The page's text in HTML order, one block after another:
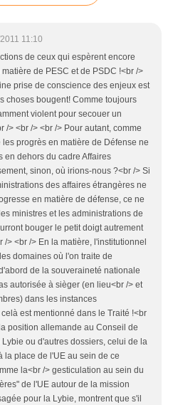
11:10
de ceux qui espèrent encore
de PESC et de PSDC !<br />
prise de conscience des enjeux est
choses bougent! Comme toujours
violent pour secouer un
/> <br /> <br /> Pour autant, comme
progrès en matière de Défense ne
en dehors du cadre Affaires
sinon, où irions-nous ?<br /> Si
des affaires étrangères ne
en matière de défense, ce ne
ministres et les administrations de
bouger le petit doigt autrement
> <br /> En la matière, l'institutionnel
domaines où l'on traite de
de la souveraineté nationale
autorisée à sièger (en lieu<br /> et
dans les instances
est mentionné dans le Traité !<br
position allemande au Conseil de
ou d'autres dossiers, celui de la
la place de l'UE au sein de ce
la<br /> gesticulation au sein du
de l'UE autour de la mission
pour la Lybie, montrent que s'il